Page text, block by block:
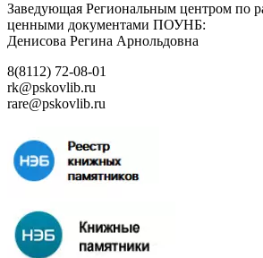
Заведующая Региональным центром по
ценными документами ПОУНБ:
Денисова Регина Арнольдовна
8(8112) 72-08-01
rk@pskovlib.ru
rare@pskovlib.ru